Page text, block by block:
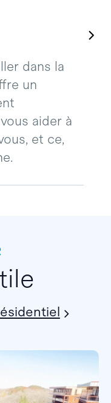
dans la
un
aider à
et ce,